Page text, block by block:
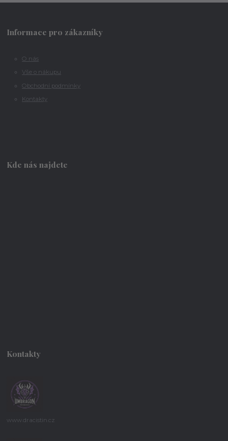
Informace pro zákazníky
O nás
Vše o nákupu
Obchodní podmínky
Kontakty
Kde nás najdete
Kontakty
www.dracistin.cz